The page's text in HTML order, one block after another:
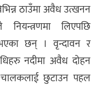
ठाउँमा अवैध उत्खनन
नियन्त्रणमा लिएपछि
छन् । वृन्दावन र
नदीमा अवैध दोहन
चालकलाई छुटाउन पहल